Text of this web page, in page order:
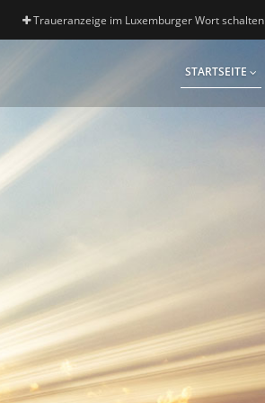
Traueranzeige im Luxemburger Wort schalten
STARTSEITE